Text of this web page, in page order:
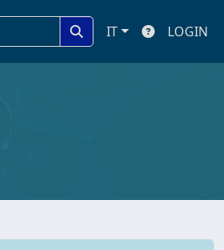
IT LOGIN